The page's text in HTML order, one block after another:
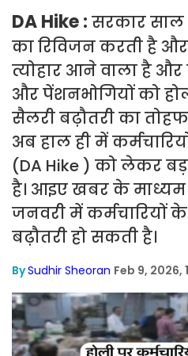
DA Hike : सरकार साल
का रिविजन करती है
त्योहार आने वाला है और
और पेंशनभोगियों को
सैलरी बढ़ौतरी का
अब हाल ही में
(DA Hike ) को लेकर
है। आइए खबर के
जनवरी में कर्मचारियों
बढ़ौतरी हो सकती है।
BySudhir Sheoran Feb 9, 2026,